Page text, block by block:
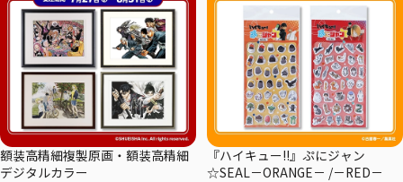
額装高精細複製原画・額装高精細
デジタルカラー
『ハイキュー!!』ぷにジャン
☆SEAL－ORANGE－ /－RED－